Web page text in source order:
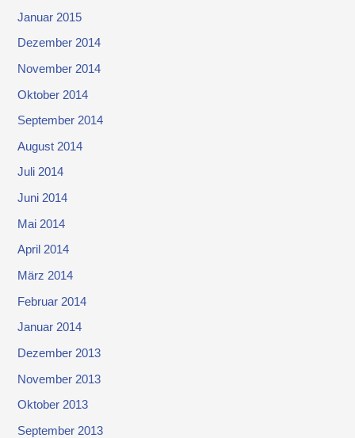
Januar 2015
Dezember 2014
November 2014
Oktober 2014
September 2014
August 2014
Juli 2014
Juni 2014
Mai 2014
April 2014
März 2014
Februar 2014
Januar 2014
Dezember 2013
November 2013
Oktober 2013
September 2013